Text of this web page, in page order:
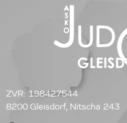
ZVR: 198427544
8200 Gleisdorf, Nitscha 243